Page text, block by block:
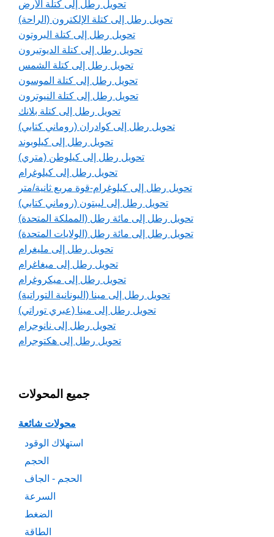
تحويل رطل إلى كتلة الأرض
تحويل رطل إلى كتلة الإلكترون (الراحة)
تحويل رطل إلى كتلة البروتون
تحويل رطل إلى كتلة الديوتيرون
تحويل رطل إلى كتلة الشمس
تحويل رطل إلى كتلة الموسون
تحويل رطل إلى كتلة النيوترون
تحويل رطل إلى كتلة بلانك
تحويل رطل إلى كوادران (روماني كتابي)
تحويل رطل إلى كيلوبوند
تحويل رطل إلى كيلوطن (متري)
تحويل رطل إلى كيلوغرام
تحويل رطل إلى كيلوغرام-قوة مربع ثانية/متر
تحويل رطل إلى ليبتون (روماني كتابي)
تحويل رطل إلى مائة رطل (المملكة المتحدة)
تحويل رطل إلى مائة رطل (الولايات المتحدة)
تحويل رطل إلى مليغرام
تحويل رطل إلى ميغاغرام
تحويل رطل إلى ميكروغرام
تحويل رطل إلى مينا (اليونانية التوراتية)
تحويل رطل إلى مينا (عبري توراتي)
تحويل رطل إلى نانوجرام
تحويل رطل إلى هكتوجرام
جميع المحولات
محولات شائعة
استهلاك الوقود
الحجم
الحجم - الجاف
السرعة
الضغط
الطاقة